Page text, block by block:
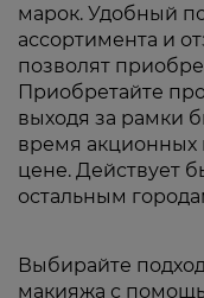
марок. Удобный
ассортимента и
позволят
Приобретайте
выходя за рамки
время акционных
цене. Действует
остальным
Выбирайте
макияжа с